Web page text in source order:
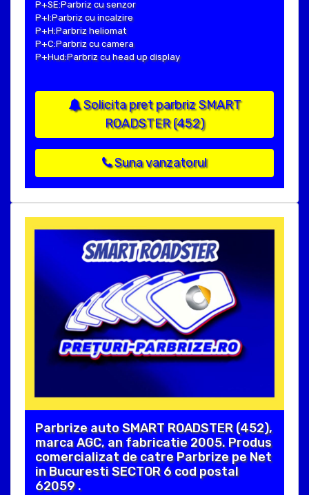
P+SE:Parbriz cu senzor
P+I:Parbriz cu incalzire
P+H:Parbriz heliomat
P+C:Parbriz cu camera
P+Hud:Parbriz cu head up display
Solicita pret parbriz SMART
ROADSTER (452)
Suna vanzatorul
Parbrize auto SMART ROADSTER (452),
marca AGC, an fabricatie 2005. Produs
comercializat de catre Parbrize pe Net
in Bucuresti SECTOR 6 cod postal
62059 .